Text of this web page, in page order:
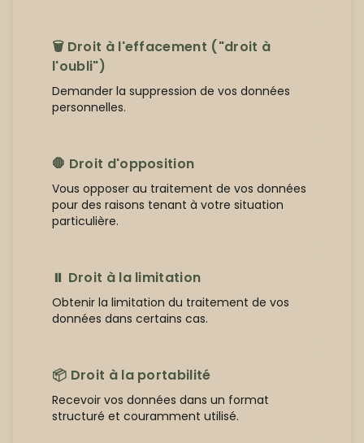
🗑️ Droit à l'effacement ("droit à
l'oubli")
Demander la suppression de vos données
personnelles.
🛑 Droit d'opposition
Vous opposer au traitement de vos données
pour des raisons tenant à votre situation
particulière.
⏸️ Droit à la limitation
Obtenir la limitation du traitement de vos
données dans certains cas.
📦 Droit à la portabilité
Recevoir vos données dans un format
structuré et couramment utilisé.